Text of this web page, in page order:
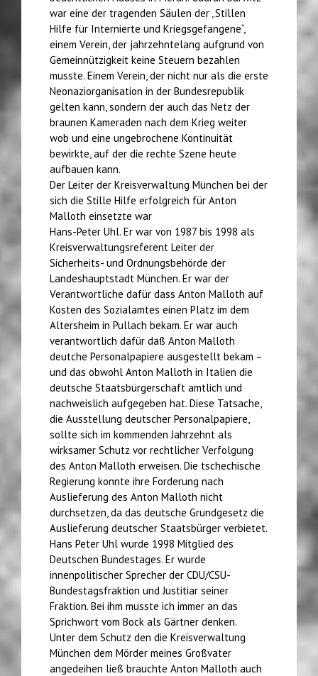
war eine der tragenden Säulen der „Stillen
Hilfe für Internierte und Kriegsgefangene“,
einem Verein, der jahrzehntelang aufgrund von
Gemeinnützigkeit keine Steuern bezahlen
musste. Einem Verein, der nicht nur als die erste
Neonaziorganisation in der Bundesrepublik
gelten kann, sondern der auch das Netz der
braunen Kameraden nach dem Krieg weiter
wob und eine ungebrochene Kontinuität
bewirkte, auf der die rechte Szene heute
aufbauen kann.
Der Leiter der Kreisverwaltung München bei der
sich die Stille Hilfe erfolgreich für Anton
Malloth einsetzte war
Hans-Peter Uhl. Er war von 1987 bis 1998 als
Kreisverwaltungsreferent Leiter der
Sicherheits- und Ordnungsbehörde der
Landeshauptstadt München. Er war der
Verantwortliche dafür dass Anton Malloth auf
Kosten des Sozialamtes einen Platz im dem
Altersheim in Pullach bekam. Er war auch
verantwortlich dafür daß Anton Malloth
deutche Personalpapiere ausgestellt bekam –
und das obwohl Anton Malloth in Italien die
deutsche Staatsbürgerschaft amtlich und
nachweislich aufgegeben hat. Diese Tatsache,
die Ausstellung deutscher Personalpapiere,
sollte sich im kommenden Jahrzehnt als
wirksamer Schutz vor rechtlicher Verfolgung
des Anton Malloth erweisen. Die tschechische
Regierung konnte ihre Forderung nach
Auslieferung des Anton Malloth nicht
durchsetzen, da das deutsche Grundgesetz die
Auslieferung deutscher Staatsbürger verbietet.
Hans Peter Uhl wurde 1998 Mitglied des
Deutschen Bundestages. Er wurde
innenpolitischer Sprecher der CDU/CSU-
Bundestagsfraktion und Justitiar seiner
Fraktion. Bei ihm musste ich immer an das
Sprichwort vom Bock als Gärtner denken.
Unter dem Schutz den die Kreisverwaltung
München dem Mörder meines Großvater
angedeihen ließ brauchte Anton Malloth auch